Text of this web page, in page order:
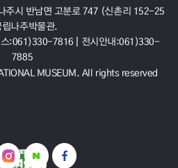
주시 반남면 고분로 747 (신촌리 152-25
나주박물관.
:061)330-7816 | 전시안내:061)330-
7885
MUSEUM. All rights reserved